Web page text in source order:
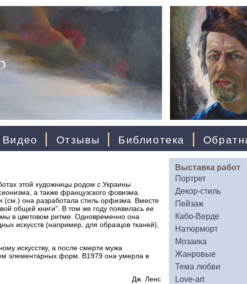
Видео | Отзывы | Библиотека |
этой художницы родом с Украины
а также французского фовизма.
(см.) она разработала стиль орфизма. Вместе
общей книги". В том же году появилась ее
в цветовом ритме. Одновременно она
искусств (например, для образцов тканей),
искусству, а после смерти мужа
элементарных форм. В1979 она умерла в
Дж. Лeнc
Выставка работ
Портрет
Декор-стиль
Пейзаж
Кабо-Верде
Натюрморт
Мозаика
Жанровые
Тема любви
Love-art